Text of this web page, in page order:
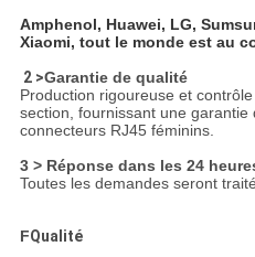
Amphenol, Huawei, LG,
Xiaomi, tout le monde est au
2 >Garantie de qualité
Production rigoureuse et
section, fournissant une
connecteurs RJ45 féminins.
3 > Réponse dans les 24
Toutes les demandes seront
FQualité